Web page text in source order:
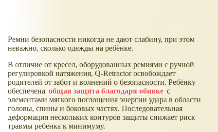
Ремни безопасности никогда не дают слабину, при этом
неважно, сколько одежды на ребёнке.
В отличие от кресел, оборудованных ремнями с ручной
регулировкой натяжения, Q-Retractor освобождает
родителей от забот и волнений о безопасности. Ребёнку
обеспечена общая защита благодаря обивке с
элементами мягкого поглощения энергии удара в области
головы, спины и боковых частях. Последовательная
деформация нескольких контуров защиты снижает риск
травмы ребенка к минимуму.